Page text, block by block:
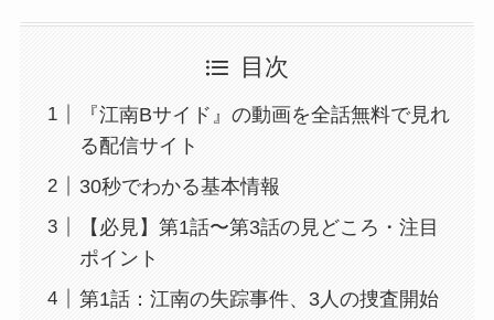
目次
『江南Bサイド』の動画を全話無料で見れ
る配信サイト
30秒でわかる基本情報
【必見】第1話〜第3話の見どころ・注目
ポイント
第1話：江南の失踪事件、3人の捜査開始